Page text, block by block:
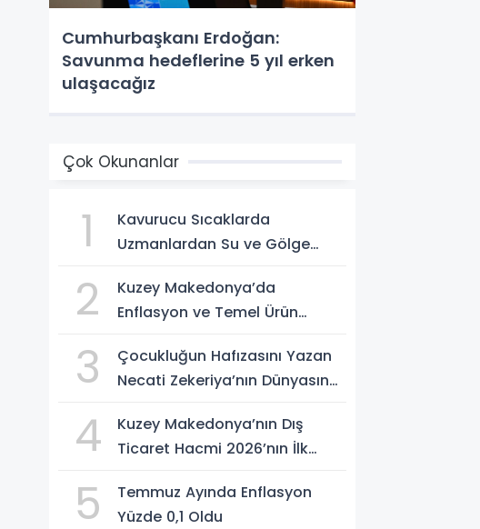
Cumhurbaşkanı Erdoğan:
Savunma hedeflerine 5 yıl erken
ulaşacağız
Çok Okunanlar
1
Kavurucu Sıcaklarda
Uzmanlardan Su ve Gölge
2
Kuzey Makedonya’da
Enflasyon ve Temel Ürün
3
Çocukluğun Hafızasını Yazan
Necati Zekeriya’nın Dünyasına
4
Kuzey Makedonya’nın Dış
Ticaret Hacmi 2026’nın İlk
5
Temmuz Ayında Enflasyon
Yüzde 0,1 Oldu